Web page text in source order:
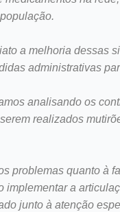
a melhoria dessas
administrativas
analisando os
realizados
problemas quanto à
implementar a
junto à atenção